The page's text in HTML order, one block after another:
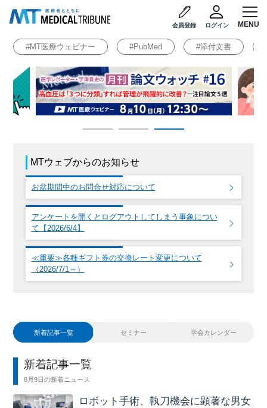
医療・医学ニュース メディカル
会員登録 ログイン
#MT医療ウェビナー #PubMed #添付文書
MTウェブからのお知らせ
お盆期間中のお問合せ対応について
アンケートを開くとログアウトしてしまう事象につい
て【2026/6/4】
≪重要≫各種ギフト券の交換レート変更について
（2026/7/1～）
新着記事一覧 セミナー 学会カレンダー
新着記事一覧
8月9日の新着ニュース
ロボット手術、執刀機会に顕著な男女